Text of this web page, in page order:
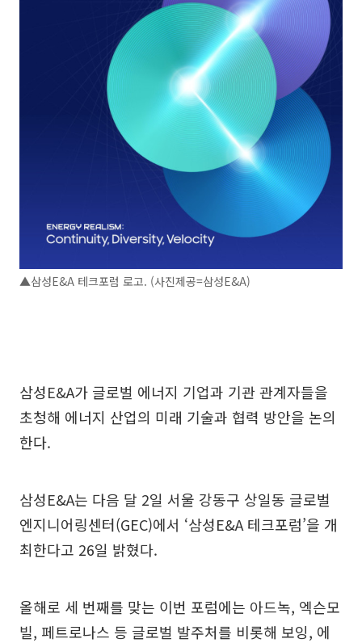
▲삼성E&A 테크포럼 로고. (사진제공=삼성E&A)
삼성E&A가 글로벌 에너지 기업과 기관 관계자들을
초청해 에너지 산업의 미래 기술과 협력 방안을 논의
한다.
삼성E&A는 다음 달 2일 서울 강동구 상일동 글로벌
엔지니어링센터(GEC)에서 ‘삼성E&A 테크포럼’을 개
최한다고 26일 밝혔다.
올해로 세 번째를 맞는 이번 포럼에는 아드녹, 엑슨모
빌, 페트로나스 등 글로벌 발주처를 비롯해 보잉, 에